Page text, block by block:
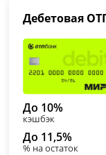
Дебетовая
До 10%
кэшбэк
До 11,5%
% на остаток